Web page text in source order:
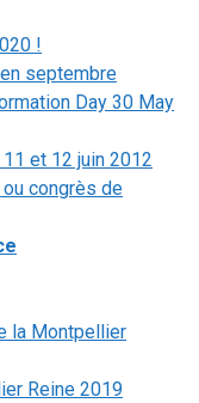
!
septembre
Day 30 May
et 12 juin 2012
congrès de
la Montpellier
Reine 2019